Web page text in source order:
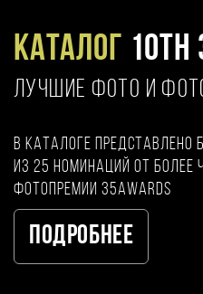
Каталог 10TH
ЛУЧШИЕ ФОТО И
В каталоге представлено
из 25 номинаций от более
фотопремии 35AWARDS
Подробнее